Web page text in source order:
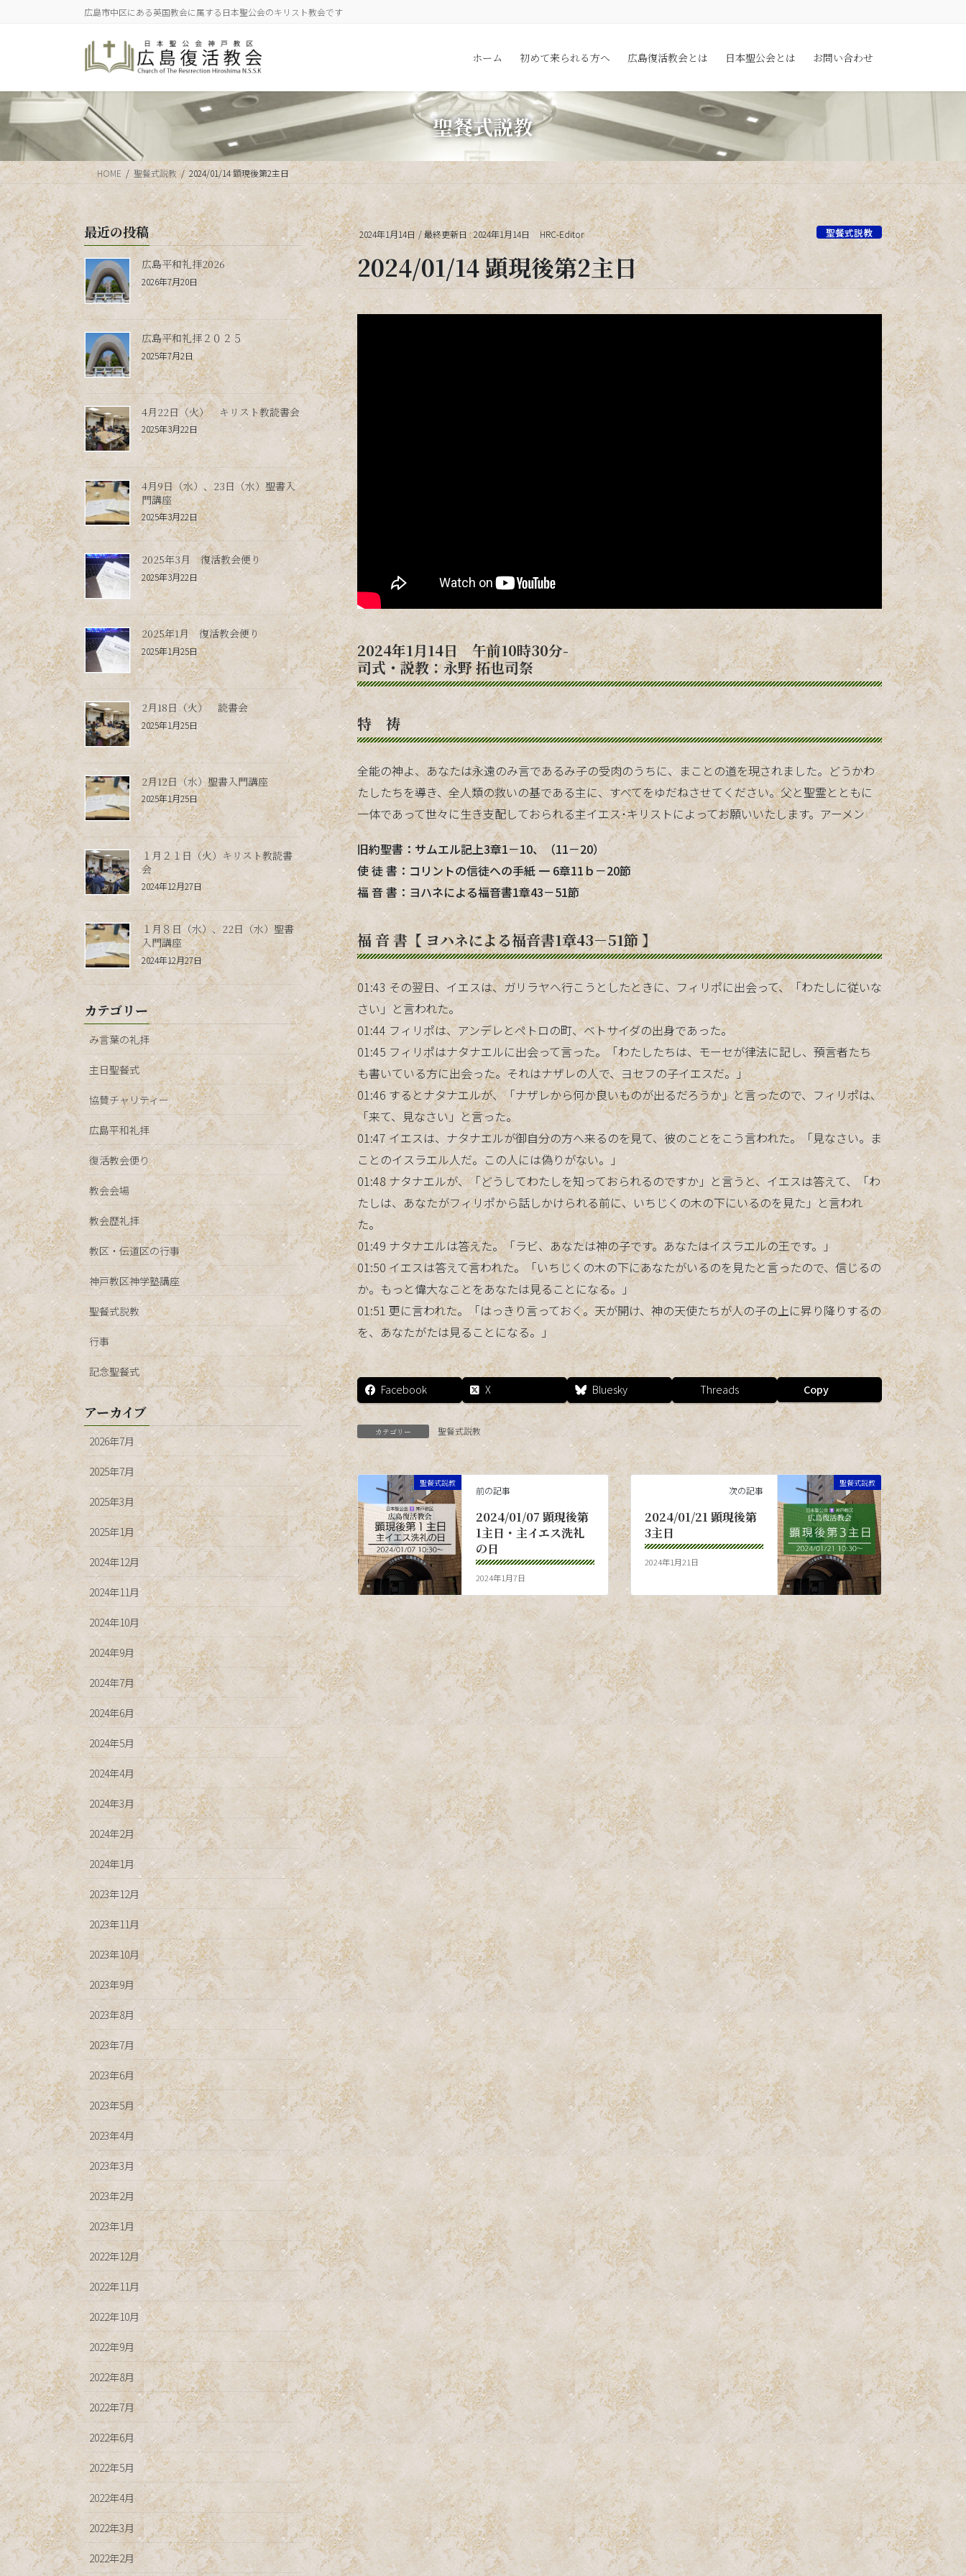
に
移
動
ョ
ン
に
動
広島市中区にある英国教会に属する日本聖公会のキリスト教会です
ホーム 初めて来られる方へ 広島復活教会とは 日本聖公会とは お問い合わせ
聖餐式説教
HOME 聖餐式説教 2024/01/14 顕現後第2主日
2024年1月14日 / 最終更新日 :2024年1月14日 HRC-Editor 聖餐式説教
2024/01/14 顕現後第2主日
2024年1月14日 午前10時30分-
司式・説教：永野 拓也司祭
特 祷
全能の神よ、あなたは永遠のみ言であるみ子の受肉のうちに、まことの道を現されました。どうかわ
たしたちを導き、全人類の救いの基である主に、すべてをゆだねさせてください。父と聖霊とともに
一体であって世々に生き支配しておられる主イエス･キリストによってお願いいたします。アーメン
旧約聖書：サムエル記上3章1－10、（11－20）
使 徒 書：コリントの信徒への手紙 一 6章11ｂ－20節
福 音 書：ヨハネによる福音書1章43－51節
福 音 書【 ヨハネによる福音書1章43－51節 】
01:43 その翌日、イエスは、ガリラヤへ行こうとしたときに、フィリポに出会って、「わたしに従いな
さい」と言われた。
01:44 フィリポは、アンデレとペトロの町、ベトサイダの出身であった。
01:45 フィリポはナタナエルに出会って言った。「わたしたちは、モーセが律法に記し、預言者たち
も書いている方に出会った。それはナザレの人で、ヨセフの子イエスだ。」
01:46 するとナタナエルが、「ナザレから何か良いものが出るだろうか」と言ったので、フィリポは、
「来て、見なさい」と言った。
01:47 イエスは、ナタナエルが御自分の方へ来るのを見て、彼のことをこう言われた。「見なさい。ま
ことのイスラエル人だ。この人には偽りがない。」
01:48 ナタナエルが、「どうしてわたしを知っておられるのですか」と言うと、イエスは答えて、「わ
たしは、あなたがフィリポから話しかけられる前に、いちじくの木の下にいるのを見た」と言われ
た。
01:49 ナタナエルは答えた。「ラビ、あなたは神の子です。あなたはイスラエルの王です。」
01:50 イエスは答えて言われた。「いちじくの木の下にあなたがいるのを見たと言ったので、信じるの
か。もっと偉大なことをあなたは見ることになる。」
01:51 更に言われた。「はっきり言っておく。天が開け、神の天使たちが人の子の上に昇り降りするの
を、あなたがたは見ることになる。」
Facebook X Bluesky Threads Copy
カテゴリー 聖餐式説教
聖餐式説教
前の記事
2024/01/07 顕現後第
1主日・主イエス洗礼
の日
2024年1月7日
聖餐式説教
次の記事
2024/01/21 顕現後第
3主日
2024年1月21日
最近の投稿
広島平和礼拝2026
2026年7月20日
広島平和礼拝２０２５
2025年7月2日
4月22日（火） キリスト教読書会
2025年3月22日
4月9日（水）、23日（水）聖書入
門講座
2025年3月22日
2025年3月 復活教会便り
2025年3月22日
2025年1月 復活教会便り
2025年1月25日
2月18日（火） 読書会
2025年1月25日
2月12日（水）聖書入門講座
2025年1月25日
１月２１日（火）キリスト教読書
会
2024年12月27日
１月８日（水）、22日（水）聖書
入門講座
2024年12月27日
カテゴリー
み言葉の礼拝
主日聖餐式
協賛チャリティー
広島平和礼拝
復活教会便り
教会会場
教会歴礼拝
教区・伝道区の行事
神戸教区神学塾講座
聖餐式説教
行事
記念聖餐式
アーカイブ
2026年7月
2025年7月
2025年3月
2025年1月
2024年12月
2024年11月
2024年10月
2024年9月
2024年7月
2024年6月
2024年5月
2024年4月
2024年3月
2024年2月
2024年1月
2023年12月
2023年11月
2023年10月
2023年9月
2023年8月
2023年7月
2023年6月
2023年5月
2023年4月
2023年3月
2023年2月
2023年1月
2022年12月
2022年11月
2022年10月
2022年9月
2022年8月
2022年7月
2022年6月
2022年5月
2022年4月
2022年3月
2022年2月